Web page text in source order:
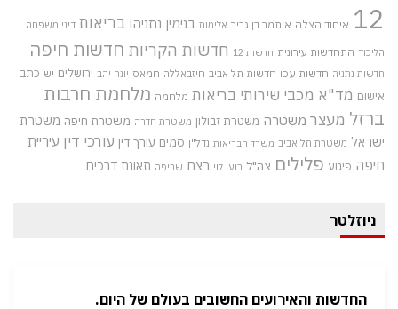
12 איחוד הצלה איתמר בן גביר אלימות בנימין נתניהו בריאות דיני משפחה
הליכוד התחדשות עירונית חדשות 12 חדשות הקריות חדשות חיפה
חדשות נתניה חדשות עכו חדשות תל אביב חיזבאללה חמאס יונה יהב ירושלים יש כתב
אישום מד"א מכבי שירותי בריאות מלחמה מלחמת חרבות
ברזל מעצר משטרה משטרת זבולון משטרת חדרה משטרת חיפה משטרת
ישראל משטרת תל אביב משרד הבריאות נדל"ן סמים עורך דין עורכי דין עיריית
חיפה פיגוע פלילים צה"ל רועי לוי רצח שריפה תאונת דרכים
ניוזלטר
החדשות והאירועים החשובים בעולם של היום.